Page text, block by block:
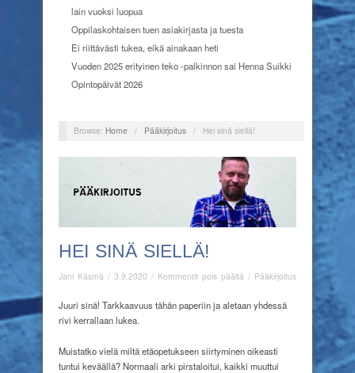
lain vuoksi luopua
Oppilaskohtaisen tuen asiakirjasta ja tuesta
Ei riittävästi tukea, eikä ainakaan heti
Vuoden 2025 erityinen teko -palkinnon sai Henna Suikki
Opintopäivät 2026
Browse: Home / Pääkirjoitus / Hei sinä siellä!
HEI SINÄ SIELLÄ!
Jani Käsmä / 3.9.2020 / Kommentit pois päältä artikkelissa
sinä
/ Pääkirjoitus
Juuri sinä! Tarkkaavuus tähän paperiin ja aletaan yhdessä
rivi kerrallaan lukea.
Muistatko vielä miltä etäopetukseen siirtyminen oikeasti
tuntui keväällä? Normaali arki pirstaloitui, kaikki muuttui